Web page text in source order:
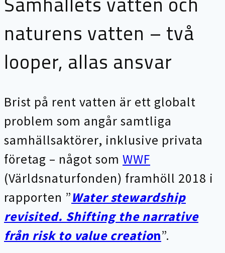
naturens vatten – två
looper, allas ansvar
Brist på rent vatten är ett globalt
problem som angår samtliga
samhällsaktörer, inklusive privata
företag – något som WWF
(Världsnaturfonden) framhöll 2018 i
rapporten ”Water stewardship
revisited. Shifting the narrative
från risk to value creation”.